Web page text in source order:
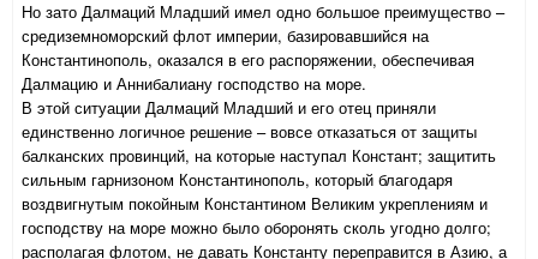
Но зато Далмаций Младший имел одно большое преимущество –
средиземноморский флот империи, базировавшийся на
Константинополь, оказался в его распоряжении, обеспечивая
Далмацию и Аннибалиану господство на море.
В этой ситуации Далмаций Младший и его отец приняли
единственно логичное решение – вовсе отказаться от защиты
балканских провинций, на которые наступал Констант; защитить
сильным гарнизоном Константинополь, который благодаря
воздвигнутым покойным Константином Великим укреплениям и
господству на море можно было оборонять сколь угодно долго;
располагая флотом, не давать Константу переправится в Азию, а